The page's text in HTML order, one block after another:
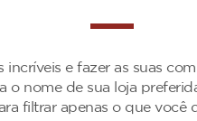
incríveis e fazer as suas
o nome de sua loja
filtrar apenas o que você